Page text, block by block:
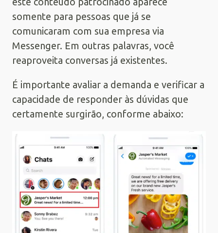
somente para pessoas que já se
comunicaram com sua empresa via
Messenger. Em outras palavras, você
reaproveita conversas já existentes.
É importante avaliar a demanda e verificar a
capacidade de responder às dúvidas que
certamente surgirão, conforme abaixo: